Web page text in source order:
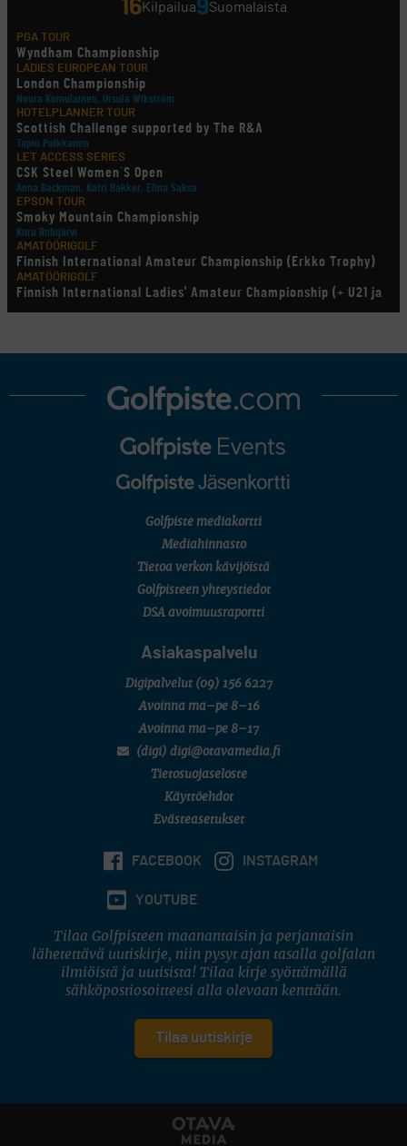
16Kilpailua9Suomalaista
PGA TOUR
Wyndham Championship
LADIES EUROPEAN TOUR
London Championship
Noora Komulainen, Ursula Wikström
HOTELPLANNER TOUR
Scottish Challenge supported by The R&A
Tapio Pulkkanen
LET ACCESS SERIES
CSK Steel Women´S Open
Anna Backman, Katri Bakker, Elina Saksa
EPSON TOUR
Smoky Mountain Championship
Kiira Riihijärvi
AMATÖÖRIGOLF
Finnish International Amateur Championship (Erkko Trophy)
AMATÖÖRIGOLF
Finnish International Ladies' Amateur Championship (+ U21 ja
U18/FJT/Aulanko)
LEGENDS TOUR
U.S. Women's Amateur Championship
English Boys' (U14) Open Amateur Stroke Play Championship
Eeli Krankka, Lionel Mutikainen
Kivitippu Classic Invitational 2026
SM-reikäpeli (M50/Kymen Golf)
7 (U18 ja U21/pojat/Tahko)
Golfpiste mediakortti
Mediahinnasto
Tietoa verkon kävijöistä
Golfpisteen yhteystiedot
DSA avoimuusraportti
Asiakaspalvelu
Digipalvelut (09) 156 6227
Avoinna ma–pe 8–16
Avoinna ma–pe 8–17
(digi) digi@otavamedia.fi
Tietosuojaseloste
Käyttöehdot
Evästeasetukset
FACEBOOK INSTAGRAM
YOUTUBE
Tilaa Golfpisteen maanantaisin ja perjantaisin
lähetettävä uutiskirje, niin pysyt ajan tasalla golfalan
ilmiöistä ja uutisista! Tilaa kirje syöttämällä
sähköpostiosoitteesi alla olevaan kenttään.
Tilaa uutiskirje